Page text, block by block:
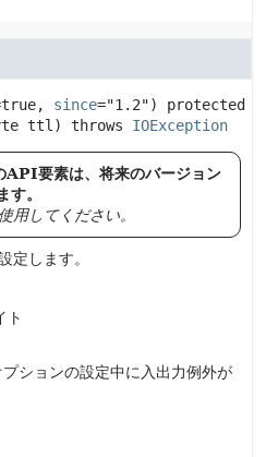
since="1.2") protected
ttl) throws IOException
API要素は、将来のバージョン
す。
してください。
定します。
ト
ションの設定中に入出力例外が